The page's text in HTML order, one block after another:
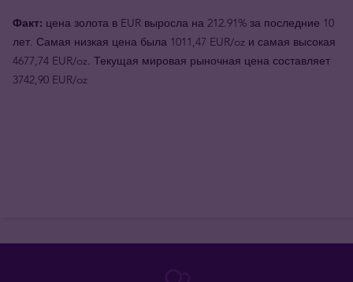
Факт: цена золота в EUR выросла на 212.91% за последние 10
лет. Самая низкая цена была 1011,47 EUR/oz и самая высокая
4677,74 EUR/oz. Текущая мировая рыночная цена составляет
3742,90 EUR/oz